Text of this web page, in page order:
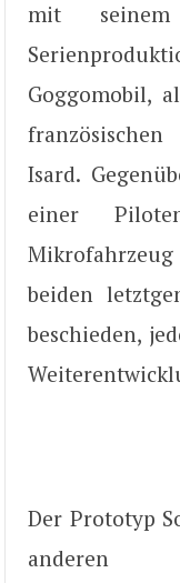
mit
Goggomobil,
Isard.
einer
beiden
beschieden,
Der Prototyp